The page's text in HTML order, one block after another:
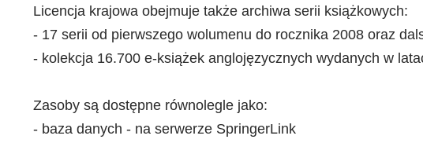
Licencja krajowa obejmuje także archiwa serii książkowych:
- 17 serii od pierwszego wolumenu do rocznika 2008 oraz
- kolekcja 16.700 e-książek anglojęzycznych wydanych w
Zasoby są dostępne równolegle jako:
- baza danych - na serwerze SpringerLink